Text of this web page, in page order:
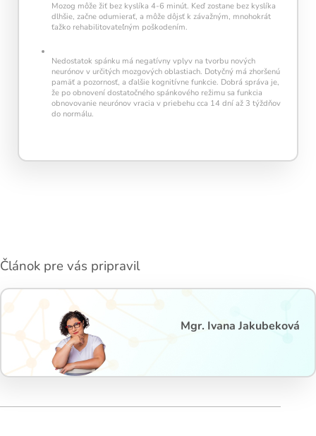
Pravidelný krátky tréningpodporuje
neuroplasticitu mozgu, zlepšuje pozornosť,
pamäť aj mentálnu flexibilitu.
Mozog môže žiť bez kyslíka 4-6 minút. Keď zostane bez kyslíka
dlhšie, začne odumierať, a môže dôjsť k závažným, mnohokrát
ťažko rehabilitovateľným poškodením.
Nedostatok spánku má negatívny vplyv na tvorbu nových
neurónov v určitých mozgových oblastiach. Dotyčný má zhoršenú
pamäť a pozornosť, a ďalšie kognitívne funkcie. Dobrá správa je,
že po obnovení dostatočného spánkového režimu sa funkcia
obnovovanie neurónov vracia v priebehu cca 14 dní až 3 týždňov
do normálu.
Článok pre vás pripravil
Mgr. Ivana Jakubeková